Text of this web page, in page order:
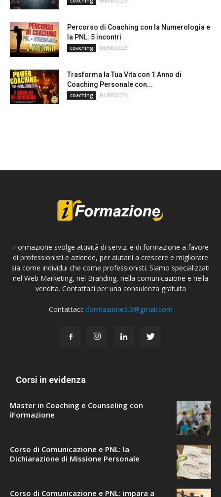
Percorso di Coaching con la Numerologia e
la PNL: 5 incontri
coaching 03/08/2023
Trasforma la Tua Vita con 1 Anno di
Coaching Personale con...
coaching 01/08/2023
iFormazione svolge attività di servizi e di formazione a favore
di professionisti e aziende, per aiutarli a crescere e migliorare
sia come individui che come professionisti. Siamo specializzati
nel Web Marketing, nel Branding, nella comunicazione e nella
vendita. Contattaci per una consulenza gratuita
Contattaci: iformazione3.0@gmail.com
Corsi in evidenza
Master in Coaching e Counseling con
iFormazione
Corso di Comunicazione e PNL: la
Dichiarazione di Missione Personale
Corso di Comunicazione e PNL: impara a